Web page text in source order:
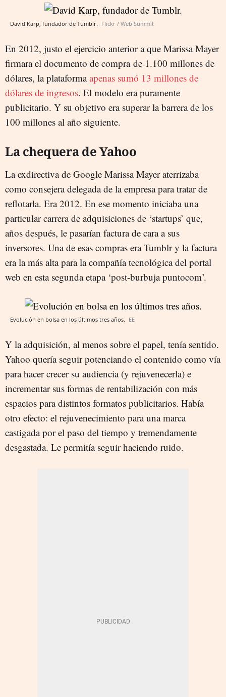
David Karp, fundador de Tumblr. Flickr / Web Summit
En 2012, justo el ejercicio anterior a que Marissa Mayer
firmara el documento de compra de 1.100 millones de
dólares, la plataformaapenas sumó 13 millones de
dólares de ingresos. El modelo era puramente
publicitario. Y su objetivo era superar la barrera de los
100 millones al año siguiente.
La chequera de Yahoo
La exdirectiva de Google Marissa Mayer aterrizaba
como consejera delegada de la empresa para tratar de
reflotarla. Era 2012. En ese momento iniciaba una
particular carrera de adquisiciones de ‘startups’ que,
años después, le pasarían factura de cara a sus
inversores. Una de esas compras era Tumblr y la factura
era la más alta para la compañía tecnológica del portal
web en esta segunda etapa ‘post-burbuja puntocom’.
Evolución en bolsa en los últimos tres años. EE
Y la adquisición, al menos sobre el papel, tenía sentido.
Yahoo quería seguir potenciando el contenido como vía
para hacer crecer su audiencia (y rejuvenecerla) e
incrementar sus formas de rentabilización con más
espacios para distintos formatos publicitarios. Había
otro efecto: el rejuvenecimiento para una marca
castigada por el paso del tiempo y tremendamente
desgastada. Le permitía seguir haciendo ruido.